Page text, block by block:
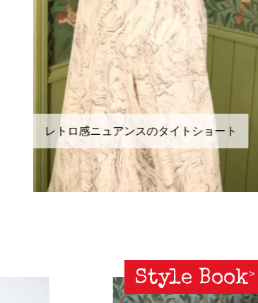
レトロ感ニュアンスのタイトショート
Style Book